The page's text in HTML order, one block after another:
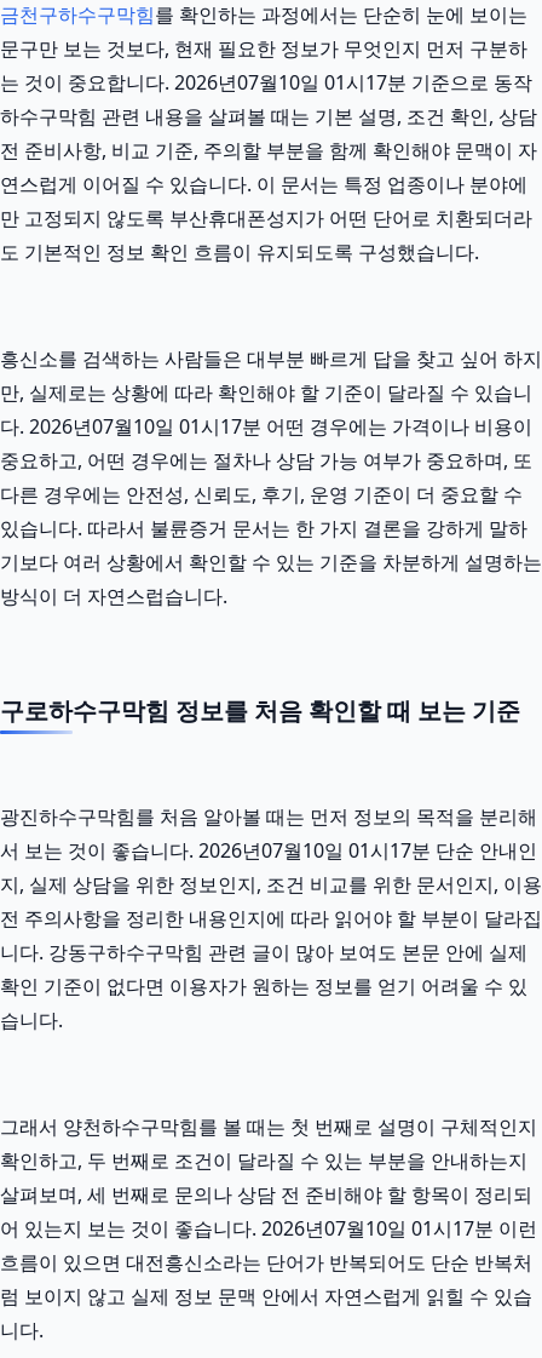
금천구하수구막힘를 확인하는 과정에서는 단순히 눈에 보이는
문구만 보는 것보다, 현재 필요한 정보가 무엇인지 먼저 구분하
는 것이 중요합니다. 2026년07월10일 01시17분 기준으로 동작
하수구막힘 관련 내용을 살펴볼 때는 기본 설명, 조건 확인, 상담
전 준비사항, 비교 기준, 주의할 부분을 함께 확인해야 문맥이 자
연스럽게 이어질 수 있습니다. 이 문서는 특정 업종이나 분야에
만 고정되지 않도록 부산휴대폰성지가 어떤 단어로 치환되더라
도 기본적인 정보 확인 흐름이 유지되도록 구성했습니다.
흥신소를 검색하는 사람들은 대부분 빠르게 답을 찾고 싶어 하지
만, 실제로는 상황에 따라 확인해야 할 기준이 달라질 수 있습니
다. 2026년07월10일 01시17분 어떤 경우에는 가격이나 비용이
중요하고, 어떤 경우에는 절차나 상담 가능 여부가 중요하며, 또
다른 경우에는 안전성, 신뢰도, 후기, 운영 기준이 더 중요할 수
있습니다. 따라서 불륜증거 문서는 한 가지 결론을 강하게 말하
기보다 여러 상황에서 확인할 수 있는 기준을 차분하게 설명하는
방식이 더 자연스럽습니다.
구로하수구막힘 정보를 처음 확인할 때 보는 기준
광진하수구막힘를 처음 알아볼 때는 먼저 정보의 목적을 분리해
서 보는 것이 좋습니다. 2026년07월10일 01시17분 단순 안내인
지, 실제 상담을 위한 정보인지, 조건 비교를 위한 문서인지, 이용
전 주의사항을 정리한 내용인지에 따라 읽어야 할 부분이 달라집
니다. 강동구하수구막힘 관련 글이 많아 보여도 본문 안에 실제
확인 기준이 없다면 이용자가 원하는 정보를 얻기 어려울 수 있
습니다.
그래서 양천하수구막힘를 볼 때는 첫 번째로 설명이 구체적인지
확인하고, 두 번째로 조건이 달라질 수 있는 부분을 안내하는지
살펴보며, 세 번째로 문의나 상담 전 준비해야 할 항목이 정리되
어 있는지 보는 것이 좋습니다. 2026년07월10일 01시17분 이런
흐름이 있으면 대전흥신소라는 단어가 반복되어도 단순 반복처
럼 보이지 않고 실제 정보 문맥 안에서 자연스럽게 읽힐 수 있습
니다.